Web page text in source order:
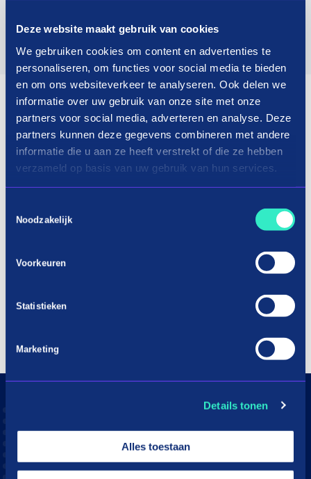
Deze website maakt gebruik van cookies
We gebruiken cookies om content en advertenties te
personaliseren, om functies voor social media te bieden
en om ons websiteverkeer te analyseren. Ook delen we
informatie over uw gebruik van onze site met onze
partners voor social media, adverteren en analyse. Deze
partners kunnen deze gegevens combineren met andere
informatie die u aan ze heeft verstrekt of die ze hebben
verzameld op basis van uw gebruik van hun services.
Noodzakelijk
Voorkeuren
Statistieken
Marketing
Details tonen
Alles toestaan